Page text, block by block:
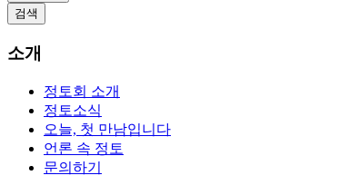
검색
소개
정토회 소개
정토소식
오늘, 첫 만남입니다
언론 속 정토
문의하기